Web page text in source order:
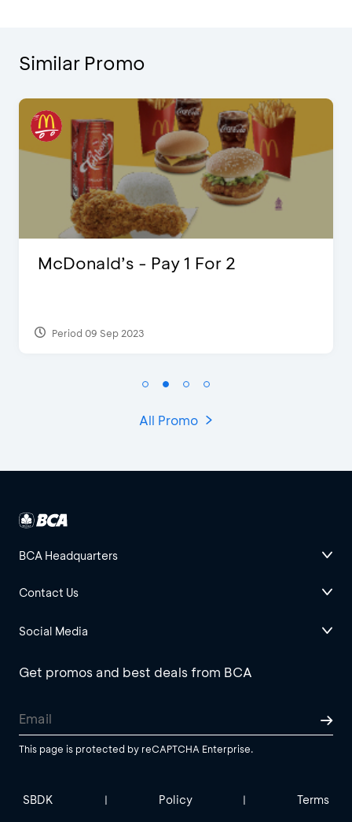
Similar Promo
McDonald’s - Pay 1 For 2
Period 09 Sep 2023
All Promo
BCA Headquarters
Contact Us
Social Media
Get promos and best deals from BCA
This page is protected by reCAPTCHA Enterprise.
SBDK | Policy | Terms